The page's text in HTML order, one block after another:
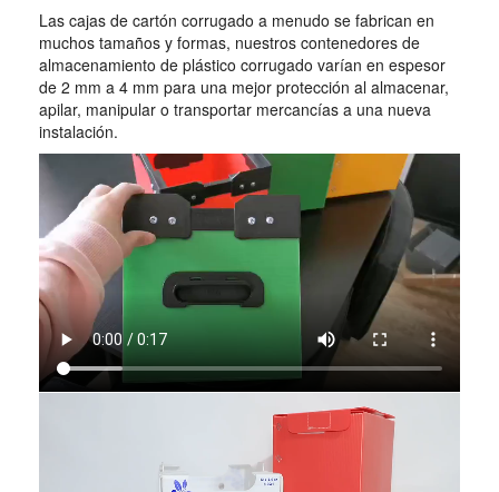
Las cajas de cartón corrugado a menudo se fabrican en
muchos tamaños y formas, nuestros contenedores de
almacenamiento de plástico corrugado varían en espesor
de 2 mm a 4 mm para una mejor protección al almacenar,
apilar, manipular o transportar mercancías a una nueva
instalación.